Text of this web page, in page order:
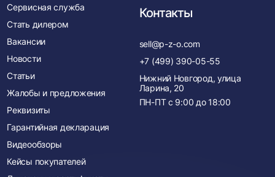
Сервисная служба
Стать дилером
Вакансии
Новости
Статьи
Жалобы и предложения
Реквизиты
Гарантийная декларация
Видеообзоры
Кейсы покупателей
Контакты
sell@p-z-o.com
+7 (499) 390-05-55
Нижний Новгород, улица
Ларина, 20
ПН-ПТ с 9:00 до 18:00